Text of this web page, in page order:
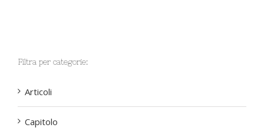
Filtra per categorie:
Articoli
Capitolo